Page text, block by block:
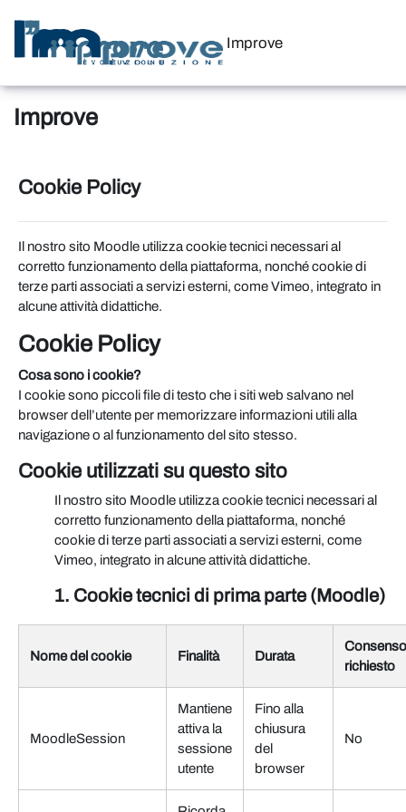
Improve
Improve
Cookie Policy
Il nostro sito Moodle utilizza cookie tecnici necessari al
corretto funzionamento della piattaforma, nonché cookie di
terze parti associati a servizi esterni, come Vimeo, integrato in
alcune attività didattiche.
Cookie Policy
Cosa sono i cookie?
I cookie sono piccoli file di testo che i siti web salvano nel
browser dell’utente per memorizzare informazioni utili alla
navigazione o al funzionamento del sito stesso.
Cookie utilizzati su questo sito
Il nostro sito Moodle utilizza cookie tecnici necessari al
corretto funzionamento della piattaforma, nonché
cookie di terze parti associati a servizi esterni, come
Vimeo, integrato in alcune attività didattiche.
1. Cookie tecnici di prima parte (Moodle)
Nome del cookie Finalità Durata
Consenso
richiesto
MoodleSession
Mantiene
attiva la
sessione
utente
Fino alla
chiusura
del
browser
No